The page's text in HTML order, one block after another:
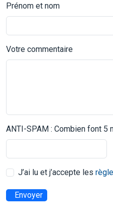
Prénom et nom
Votre commentaire
ANTI-SPAM : Combien font 5
J’ai lu et j’accepte les
Envoyer